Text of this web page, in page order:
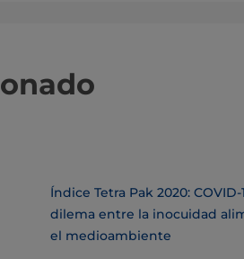
Índice Tetra Pak 2020: COVID-
dilema entre la inocuidad
el medioambiente